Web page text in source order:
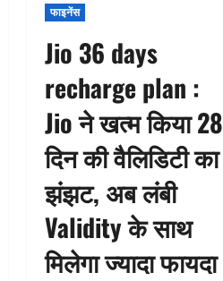
फाइनेंस
Jio 36 days
recharge plan :
Jio ने खत्म किया 28
दिन की वैलिडिटी का
झंझट, अब लंबी
Validity के साथ
मिलेगा ज्यादा फायदा